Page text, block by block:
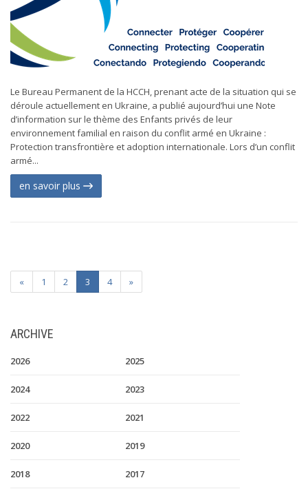
Le Bureau Permanent de la HCCH, prenant acte de la situation qui se
déroule actuellement en Ukraine, a publié aujourd’hui une Note
d’information sur le thème des Enfants privés de leur
environnement familial en raison du conflit armé en Ukraine :
Protection transfrontière et adoption internationale. Lors d’un conflit
armé...
en savoir plus
« 1 2 3 4 »
ARCHIVE
2026 2025
2024 2023
2022 2021
2020 2019
2018 2017